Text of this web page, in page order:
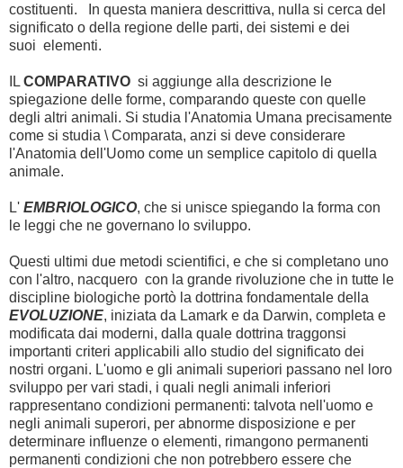
costituenti. In questa maniera descrittiva, nulla si cerca del
significato o della regione delle parti, dei sistemi e dei
suoi elementi.
IL COMPARATIVO si aggiunge alla descrizione le
spiegazione delle forme, comparando queste con quelle
degli altri animali. Si studia l'Anatomia Umana precisamente
come si studia \ Comparata, anzi si deve considerare
l'Anatomia dell'Uomo come un semplice capitolo di quella
animale.
L' EMBRIOLOGICO, che si unisce spiegando la forma con
le leggi che ne governano lo sviluppo.
Questi ultimi due metodi scientifici, e che si completano uno
con l'altro, nacquero con la grande rivoluzione che in tutte le
discipline biologiche portò la dottrina fondamentale della
EVOLUZIONE, iniziata da Lamark e da Darwin, completa e
modificata dai moderni, dalla quale dottrina traggonsi
importanti criteri applicabili allo studio del significato dei
nostri organi. L'uomo e gli animali superiori passano nel loro
sviluppo per vari stadi, i quali negli animali inferiori
rappresentano condizioni permanenti: talvota nell'uomo e
negli animali superori, per abnorme disposizione e per
determinare influenze o elementi, rimangono permanenti
permanenti condizioni che non potrebbero essere che